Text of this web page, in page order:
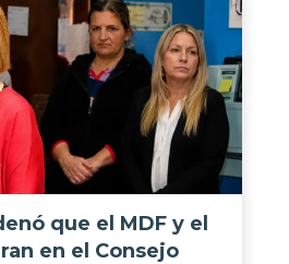
que el MDF y el
en el Consejo